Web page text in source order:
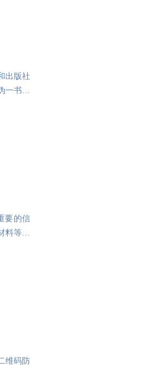
出版社
一书一
要的信
料等信
维码防